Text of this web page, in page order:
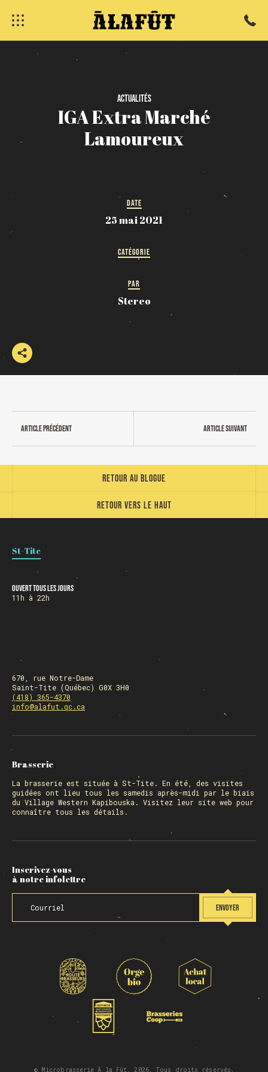
Actualités
IGAExtraMarché
Lamoureux
DATE
25 mai 2021
CATÉGORIE
PAR
Stereo
Article précédent Article suivant
Retour vers le haut
Retour au blogue
St-Tite
Ouvert tous les jours
11h à 22h
670, rue Notre-Dame
Saint-Tite (Québec) G0X 3H0
(418) 365-4370
info@alafut.qc.ca
Brasserie
La brasserie est située à St-Tite. En été, des visites
guidées ont lieu tous les samedis après-midi par le biais
du Village Western Kapibouska. Visitez leur site web pour
connaître tous les détails.
Inscrivez-vous
à notre infolettre
ENVOYER
© Microbrasserie À la Fût, 2026. Tous droits réservés.
HORAIRE DES FÊTES